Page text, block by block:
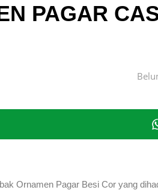
PAGAR
Ornamen Pagar Besi Cor yang